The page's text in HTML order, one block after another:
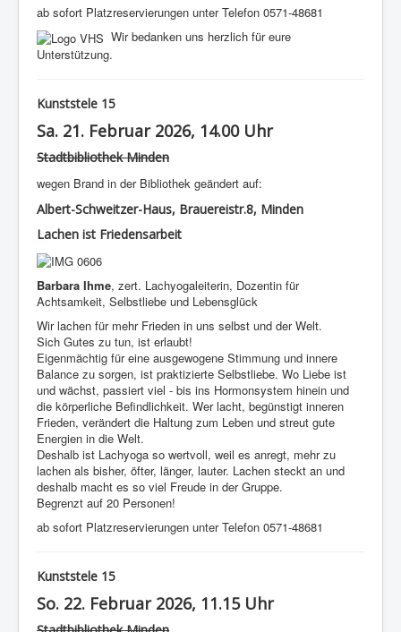
ab sofort Platzreservierungen unter Telefon 0571-48681
Wir bedanken uns herzlich für eure
Unterstützung.
Kunststele 15
Sa. 21. Februar 2026, 14.00 Uhr
Stadtbibliothek Minden
wegen Brand in der Bibliothek geändert auf:
Albert-Schweitzer-Haus, Brauereistr.8, Minden
Lachen ist Friedensarbeit
Barbara Ihme, zert. Lachyogaleiterin, Dozentin für
Achtsamkeit, Selbstliebe und Lebensglück
Wir lachen für mehr Frieden in uns selbst und der Welt.
Sich Gutes zu tun, ist erlaubt!
Eigenmächtig für eine ausgewogene Stimmung und innere
Balance zu sorgen, ist praktizierte Selbstliebe. Wo Liebe ist
und wächst, passiert viel - bis ins Hormonsystem hinein und
die körperliche Befindlichkeit. Wer lacht, begünstigt inneren
Frieden, verändert die Haltung zum Leben und streut gute
Energien in die Welt.
Deshalb ist Lachyoga so wertvoll, weil es anregt, mehr zu
lachen als bisher, öfter, länger, lauter. Lachen steckt an und
deshalb macht es so viel Freude in der Gruppe.
Begrenzt auf 20 Personen!
ab sofort Platzreservierungen unter Telefon 0571-48681
Kunststele 15
So. 22. Februar 2026, 11.15 Uhr